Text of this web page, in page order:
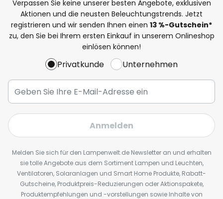
Verpassen Sie keine unserer besten Angebote, exklusiven
Aktionen und die neusten Beleuchtungstrends. Jetzt
registrieren und wir senden Ihnen einen 13 %-Gutschein*
zu, den Sie bei Ihrem ersten Einkauf in unserem Onlineshop
einlösen können!
Privatkunde Unternehmen
Anmelden
Melden Sie sich für den Lampenwelt.de Newsletter an und erhalten
sie tolle Angebote aus dem Sortiment Lampen und Leuchten,
Ventilatoren, Solaranlagen und Smart Home Produkte, Rabatt-
Gutscheine, Produktpreis-Reduzierungen oder Aktionspakete,
Produktempfehlungen und -vorstellungen sowie Inhalte von